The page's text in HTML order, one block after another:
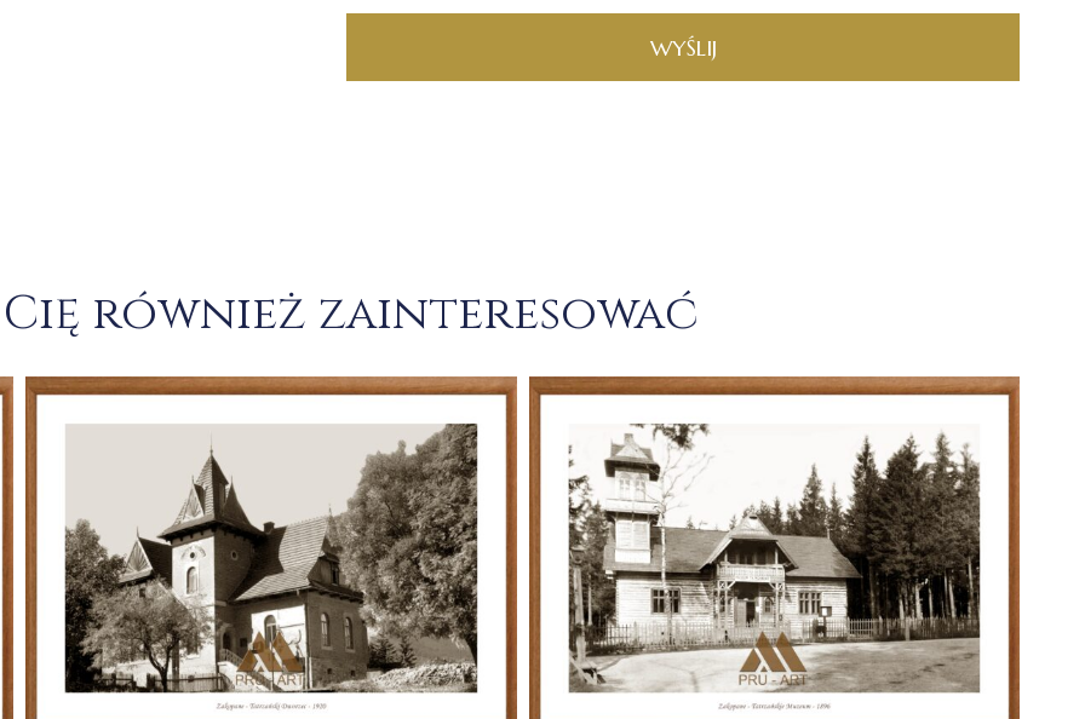
WYŚLIJ
również zainteresować